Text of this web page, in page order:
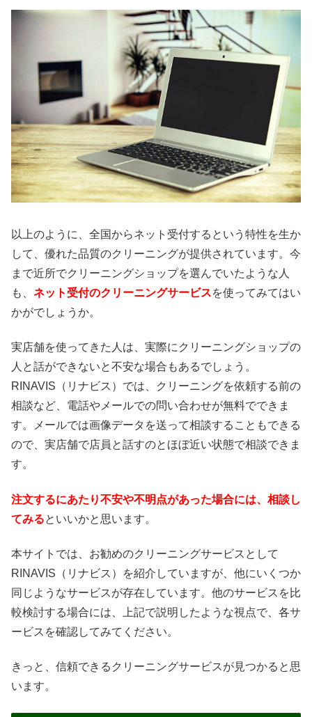
以上のように、全国からネット受付するという特性を生か
して、優れた品質のクリーニングが提供されています。今
まで近所でクリーニングショップを選んでいたような人
も、 ネット受付のクリーニングサービスを使ってみてはい
かがでしょうか。
実店舗を使ってきた人は、実際にクリーニングショップの
人と話ができないと不安な場合もあるでしょう。
RINAVIS（リナビス）では、クリーニングを依頼する前の
相談など、電話やメールでの問い合わせが無料でできま
す。メールでは画像データを送って相談することもできる
ので、実店舗で店員と話すのとほぼ近い状態で相談できま
す。
注文するにあたり不安や不明点があった場合には、相談し
てみるといいかと思います。
本サイトでは、お勧めのクリーニングサービスとして
RINAVIS（リナビス）を紹介していますが、他にいくつか
同じようなサービスが存在しています。他のサービスを比
較検討する場合には、上記で説明したような視点で、各サ
ービスを確認してみてください。
きっと、信頼できるクリーニングサービスが見つかると思
います。